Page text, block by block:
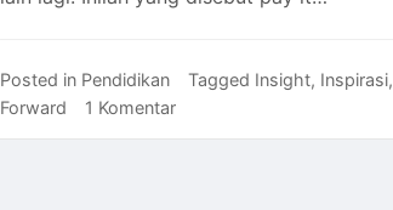
Posted in Pendidikan Tagged Insight, Inspirasi,
Forward
1 Komentarpada
Pay